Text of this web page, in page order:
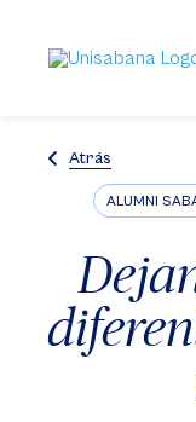
contenido
principal
Atrás
ALUMNI